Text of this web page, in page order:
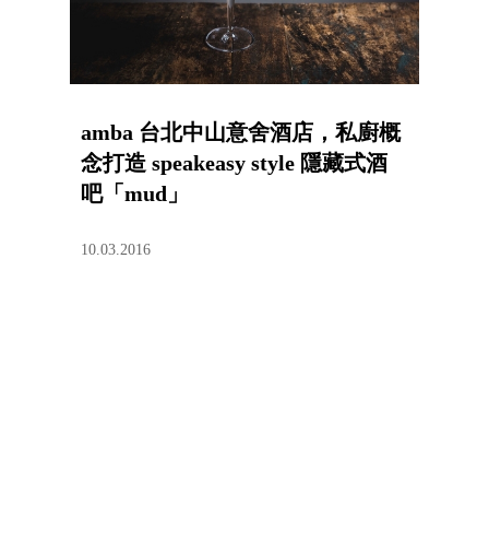
amba 台北中山意舍酒店，私廚概
念打造 speakeasy style 隱藏式酒
吧「mud」
10.03.2016